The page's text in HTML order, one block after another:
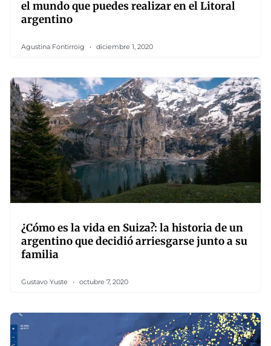
el mundo que puedes realizar en el Litoral
argentino
Agustina Fontirroig diciembre 1, 2020
¿Cómo es la vida en Suiza?: la historia de un
argentino que decidió arriesgarse junto a su
familia
Gustavo Yuste octubre 7, 2020